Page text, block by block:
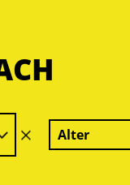
Filter
löschen
Alter